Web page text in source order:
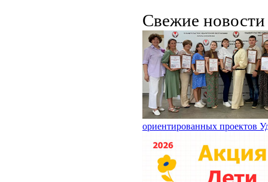
Свежие
ориентированных проектов